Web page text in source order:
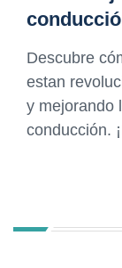
Descubre
estan
y mejorando
conducción.